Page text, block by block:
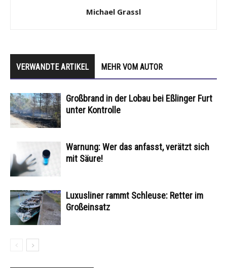
Michael Grassl
VERWANDTE ARTIKEL MEHR VOM AUTOR
Großbrand in der Lobau bei Eßlinger Furt
unter Kontrolle
Warnung: Wer das anfasst, verätzt sich
mit Säure!
Luxusliner rammt Schleuse: Retter im
Großeinsatz